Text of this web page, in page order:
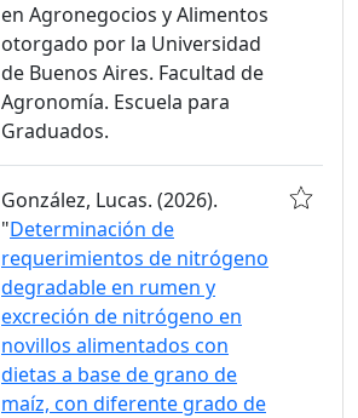
en Agronegocios y Alimentos
otorgado por la Universidad
de Buenos Aires. Facultad de
Agronomía. Escuela para
Graduados.
González, Lucas. (2026).
"Determinación de
requerimientos de nitrógeno
degradable en rumen y
excreción de nitrógeno en
novillos alimentados con
dietas a base de grano de
maíz, con diferente grado de